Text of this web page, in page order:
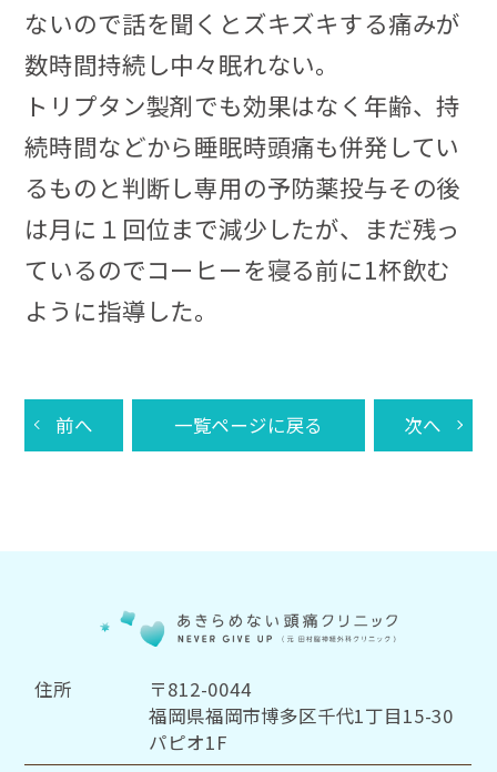
ないので話を聞くとズキズキする痛みが
数時間持続し中々眠れない。
トリプタン製剤でも効果はなく年齢、持
続時間などから睡眠時頭痛も併発してい
るものと判断し専用の予防薬投与その後
は月に１回位まで減少したが、
まだ残っ
ているのでコーヒーを寝る前に1杯飲む
ように指導した。
前へ 一覧ページに戻る 次へ
住所
〒812-0044
福岡県福岡市博多区千代1丁目15-30
パピオ1F